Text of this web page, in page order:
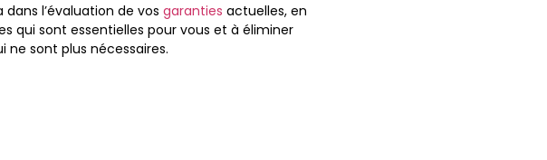
l’évaluation de vosgarantiesactuelles, en
qui sont essentielles pour vous et à éliminer
ne sont plus nécessaires.